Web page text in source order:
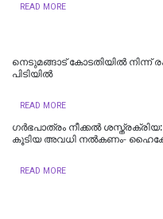
READ MORE
നെടുമങ്ങാട് കോടതിയില്‍ നിന്ന്
പിടിയില്‍
READ MORE
ഗർഭപാത്രം നീക്കൽ
കൂടിയ അവധി നൽകണം-
READ MORE